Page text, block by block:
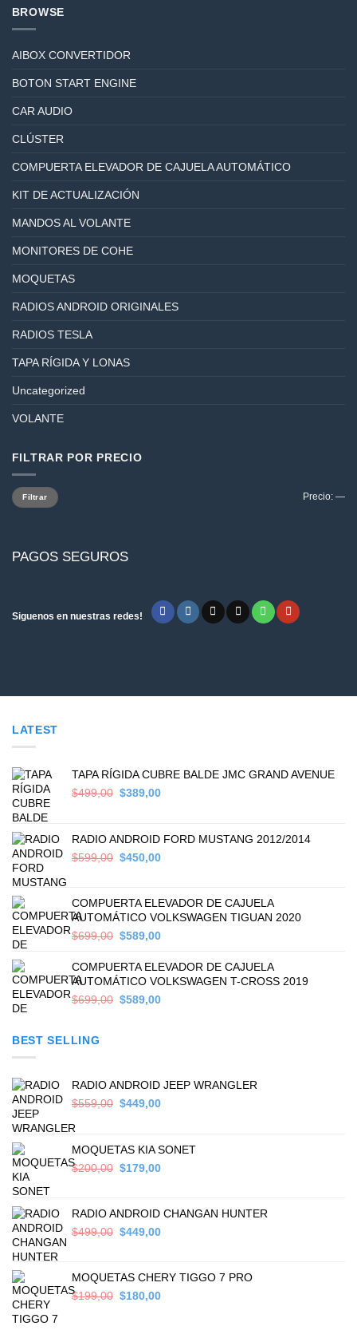
BROWSE
AIBOX CONVERTIDOR
BOTON START ENGINE
CAR AUDIO
CLÚSTER
COMPUERTA ELEVADOR DE CAJUELA AUTOMÁTICO
KIT DE ACTUALIZACIÓN
MANDOS AL VOLANTE
MONITORES DE COHE
MOQUETAS
RADIOS ANDROID ORIGINALES
RADIOS TESLA
TAPA RÍGIDA Y LONAS
Uncategorized
VOLANTE
FILTRAR POR PRECIO
Precio
mínimo
Precio
máximo
Filtrar Precio:—
PAGOS SEGUROS
Siguenos en nuestras redes!
LATEST
TAPA RÍGIDA CUBRE BALDE JMC GRAND AVENUE
$499,00 Original
$499,00.
$389,00Current
$389,00.
RADIO ANDROID FORD MUSTANG 2012/2014
$599,00 Original
$599,00.
$450,00Current
$450,00.
COMPUERTA ELEVADOR DE CAJUELA
AUTOMÁTICO VOLKSWAGEN TIGUAN 2020
$699,00 Original
was:
$699,00.
$589,00Current
is:
$589,00.
COMPUERTA ELEVADOR DE CAJUELA
AUTOMÁTICO VOLKSWAGEN T-CROSS 2019
$699,00 Original
$589,00Current
BEST SELLING
RADIO ANDROID JEEP WRANGLER
$559,00 Original
$559,00.
$449,00Current
$449,00.
MOQUETAS KIA SONET
$200,00 Original
$200,00.
$179,00Current
$179,00.
RADIO ANDROID CHANGAN HUNTER
$499,00 Original
$499,00.
$449,00Current
$449,00.
MOQUETAS CHERY TIGGO 7 PRO
$199,00 Original
$180,00Current